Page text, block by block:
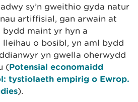
sy’n gweithio gyda natur
artiffisial, gan arwain at
bydd maint yr hyn a
o bosibl, yn aml bydd
yn gwella oherwydd
(Potensial economaidd
tystiolaeth empirig o Ewrop.
).